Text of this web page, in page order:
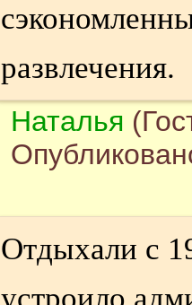
развлечения.
Наталья
Отдыхали с